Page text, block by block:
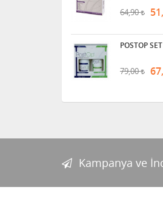
64,90
POSTOP SET
79,00
Kampanya ve